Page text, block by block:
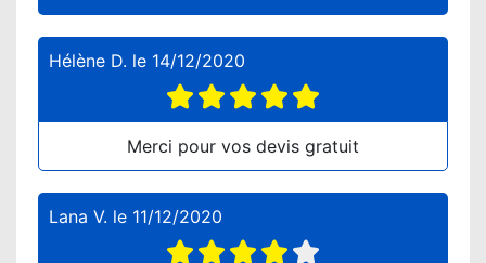
Hélène D. le 14/12/2020
Merci pour vos devis gratuit
Lana V. le 11/12/2020